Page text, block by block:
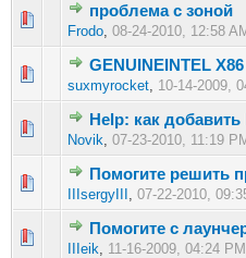
проблема с зоной
Frodo, 08-24-2010, 12:58
0 голос(ов) - 0 из 5 в
12 345
GENUINEINTEL X86
suxmyrocket, 10-14-2009,
0 голос(ов) - 0 из 5 в
1 2 345
Help: как
Novik, 07-23-2010, 11:19
0 голос(ов) - 0 из 5 в
12345
Помогите решить
IIIsergyIII , 07-22-2010,
0 голос(ов) - 0 из 5 в
12345
Помогите с
IIIeik, 11-16-2009, 04:24 PM
0 голос(ов) - 0 из 5 в
12345